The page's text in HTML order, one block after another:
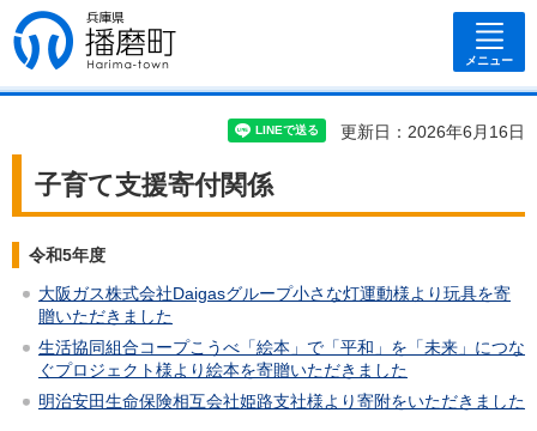
兵庫県 播磨
町
メニュー
更新日：2026年6月16日
子育て支援寄付関係
令和5年度
大阪ガス株式会社Daigasグループ小さな灯運動様より玩具を寄
贈いただきました
生活協同組合コープこうべ「絵本」で「平和」を「未来」につな
ぐプロジェクト様より絵本を寄贈いただきました
明治安田生命保険相互会社姫路支社様より寄附をいただきました